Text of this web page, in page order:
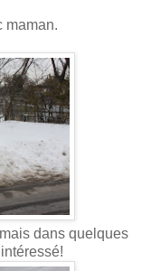
maman.
dans quelques